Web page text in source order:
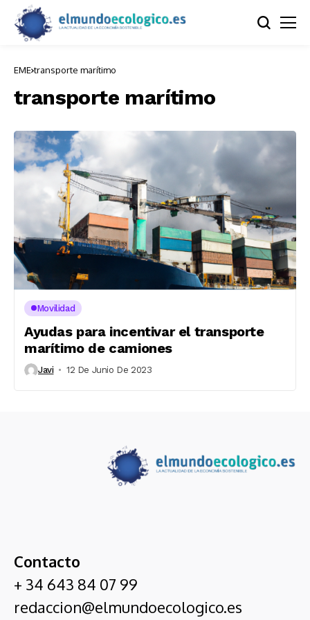
EME transporte marítimo
transporte marítimo
Movilidad
Ayudas para incentivar el transporte
marítimo de camiones
Javi 12 De Junio De 2023
Contacto
+ 34 643 84 07 99
redaccion@elmundoecologico.es